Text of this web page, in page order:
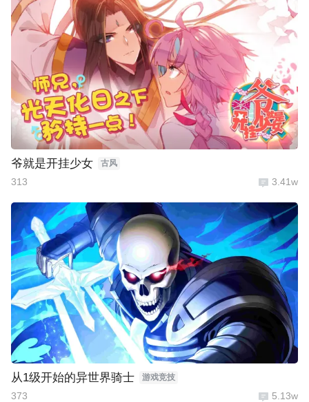
爷就是开挂少女 古风
313 3.41w
从1级开始的异世界骑士 游戏竞技
373 5.13w